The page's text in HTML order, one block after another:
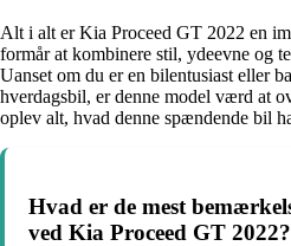
Alt i alt er Kia Proceed GT 2022 en
formår at kombinere stil, ydeevne og
Uanset om du er en bilentusiast eller
hverdagsbil, er denne model værd at
oplev alt, hvad denne spændende bil
Hvad er de mest
ved Kia Proceed GT 2022?